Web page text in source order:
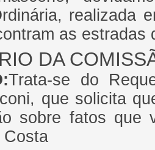
realizada
as estradas
DA
Trata-se do
que solicita
sobre fatos que
Costa